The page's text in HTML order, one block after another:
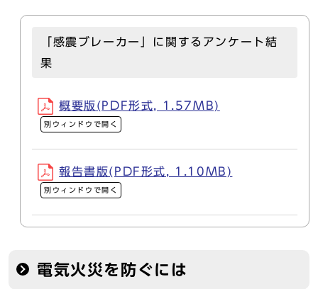
「感震ブレーカー」に関するアンケート結
果
概要版(PDF形式, 1.57MB)
別ウィンドウで開く
報告書版(PDF形式, 1.10MB)
別ウィンドウで開く
電気火災を防ぐには